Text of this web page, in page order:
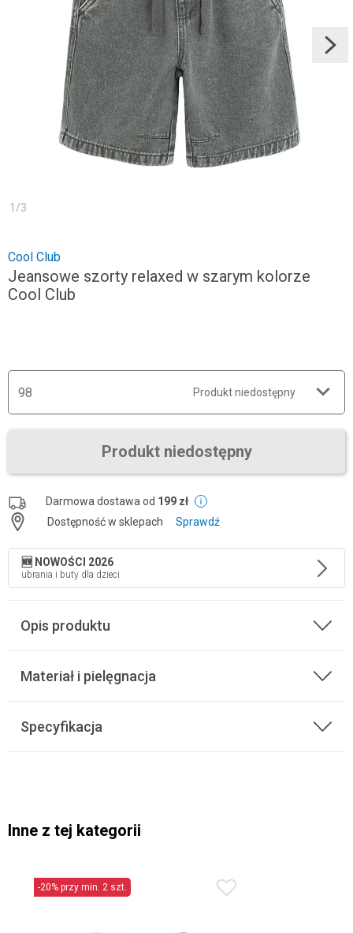
1 /3
Cool Club
Jeansowe szorty relaxed w szarym kolorze
Cool Club
98 Produkt niedostępny
Produkt niedostępny
Darmowa dostawa od 199 zł
Dostępność w sklepach
Sprawdź
🆕 NOWOŚCI 2026
ubrania i buty dla dzieci
Opis produktu
Materiał i pielęgnacja
Specyfikacja
Inne z tej kategorii
-20% przy min. 2 szt.